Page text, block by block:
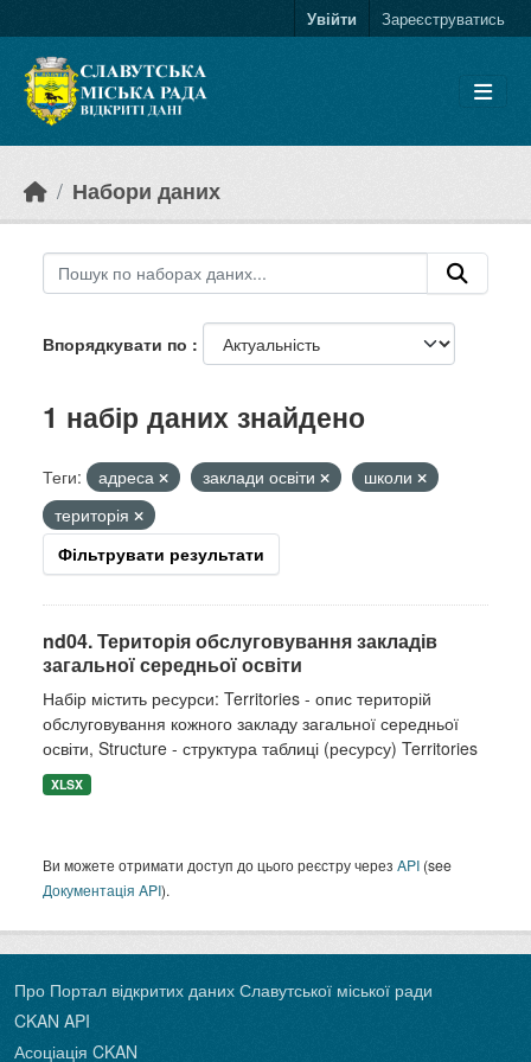
Увійти Зареєструватись
Набори даних
Впорядкувати по
1 набір даних знайдено
Теги: адреса заклади освіти
школи
територія
Фільтрувати результати
nd04. Територія обслуговування закладів
загальної середньої освіти
Набір містить ресурси: Territories - опис територій
обслуговування кожного закладу загальної середньої
освіти, Structure - структура таблиці (ресурсу) Territories
XLSX
Ви можете отримати доступ до цього реєстру через API (see
Документація API).
Про Портал відкритих даних Славутської міської ради
CKAN API
Асоціація CKAN